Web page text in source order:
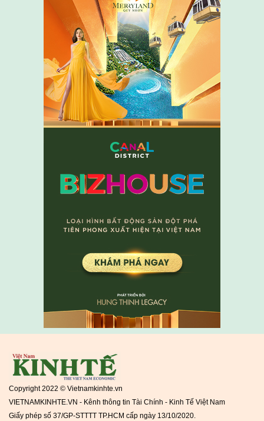
Copyright 2022 © Vietnamkinhte.vn
VIETNAMKINHTE.VN - Kênh thông tin Tài Chính - Kinh Tế Việt Nam
Giấy phép số 37/GP-STTTT TP.HCM cấp ngày 13/10/2020.